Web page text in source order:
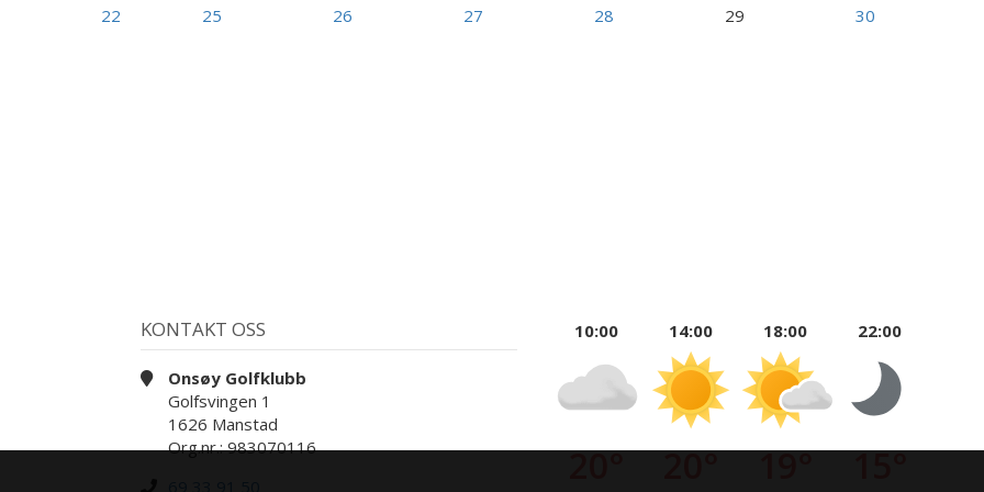
22 25 26 27 28 29 30
KONTAKT OSS
Onsøy Golfklubb
Golfsvingen 1
1626 Manstad
Org.nr.: 983070116
10:00
20°
14:00
20°
18:00
19°
22:00
15°